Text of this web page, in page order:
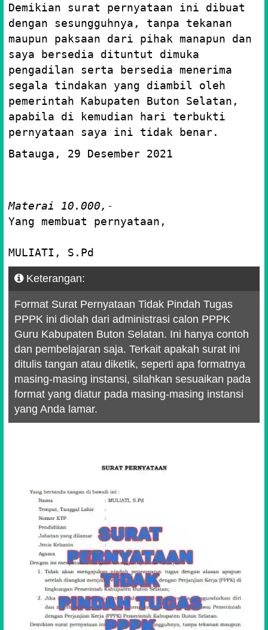
Demikian surat pernyataan ini dibuat
dengan sesungguhnya, tanpa tekanan
maupun paksaan dari pihak manapun dan
saya bersedia dituntut dimuka
pengadilan serta bersedia menerima
segala tindakan yang diambil oleh
pemerintah Kabupaten Buton Selatan,
apabila di kemudian hari terbukti
pernyataan saya ini tidak benar.
Batauga, 29 Desember 2021
Materai 10.000,-
Yang membuat pernyataan,
MULIATI, S.Pd
Keterangan:
Format Surat Pernyataan Tidak Pindah Tugas
PPPK ini diolah dari administrasi calon PPPK
Guru Kabupaten Buton Selatan. Ini hanya contoh
dan pembelajaran saja. Terkait apakah surat ini
ditulis tangan atau diketik, seperti apa formatnya
masing-masing instansi, silahkan sesuaikan pada
format yang diatur pada masing-masing instansi
yang Anda lamar.